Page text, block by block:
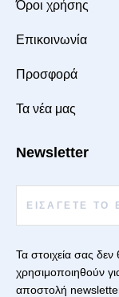
Όροι χρήσης
Επικοινωνία
Προσφορά
Τα νέα μας
Newsletter
Τα στοιχεία σας
χρησιμοποιηθούν
αποστολή